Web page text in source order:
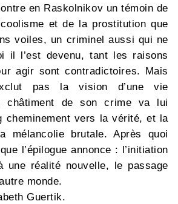
en Raskolnikov un témoin de
et de la prostitution que
voiles, un criminel aussi qui ne
il l’est devenu, tant les raisons
agir sont contradictoires. Mais
pas la vision d’une vie
châtiment de son crime va lui
cheminement vers la vérité, et la
mélancolie brutale. Après quoi
l’épilogue annonce : l’initiation
une réalité nouvelle, le passage
monde.
Guertik.